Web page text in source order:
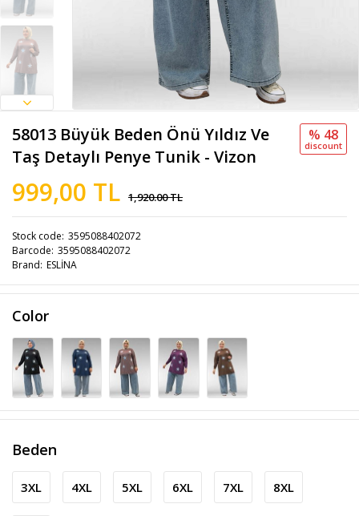
58013 Büyük Beden Önü Yıldız Ve
Taş Detaylı Penye Tunik - Vizon
999,00 TL 1,920.00 TL
% 48
discount
Stock code 3595088402072
Barcode 3595088402072
Brand ESLİNA
Color
Beden
3XL 4XL 5XL 6XL 7XL 8XL